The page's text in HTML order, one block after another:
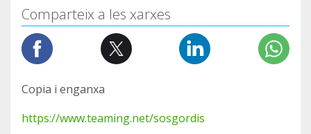
Comparteix a les xarxes
Copia i enganxa
https://www.teaming.net/sosgordis